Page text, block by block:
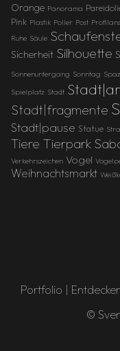
Orange Panorama
Pink Plastik Poller Post
Ruhe Säule
Sicherheit Silhouette
Sonnenuntergang Sonntag
Spielplatz Stadt
Stadt|fragmente
Stadt|pause Statue
Tiere Tierpark
Verkehrszeichen Vogel
Weihnachtsmarkt
Portfolio |
©